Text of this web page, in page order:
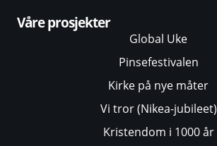
Våre prosjekter
Global Uke
Pinsefestivalen
Kirke på nye måter
Vi tror (Nikea-jubileet)
Kristendom i 1000 år